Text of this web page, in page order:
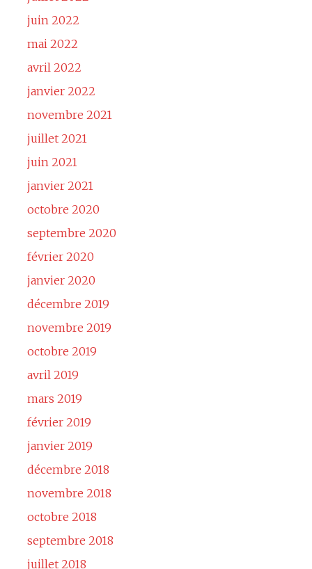
juin 2022
mai 2022
avril 2022
janvier 2022
novembre 2021
juillet 2021
juin 2021
janvier 2021
octobre 2020
septembre 2020
février 2020
janvier 2020
décembre 2019
novembre 2019
octobre 2019
avril 2019
mars 2019
février 2019
janvier 2019
décembre 2018
novembre 2018
octobre 2018
septembre 2018
juillet 2018